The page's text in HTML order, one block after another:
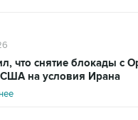
что снятие блокады с
США на условия Ирана